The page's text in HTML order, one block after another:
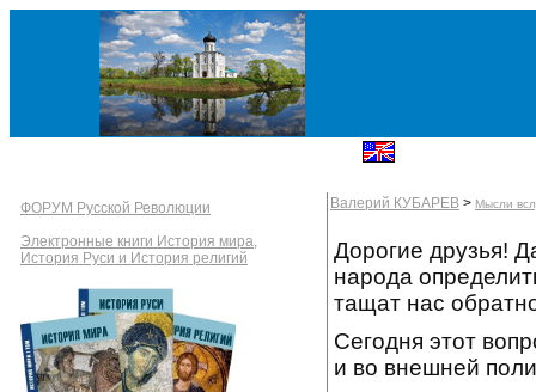
ФОРУМ Русской Революции
Электронные книги История мира,
История Руси и История религий
Валерий КУБАРЕВ > Мысли
Дорогие друзья!
народа
тащат нас
Сегодня этот
и во внешней